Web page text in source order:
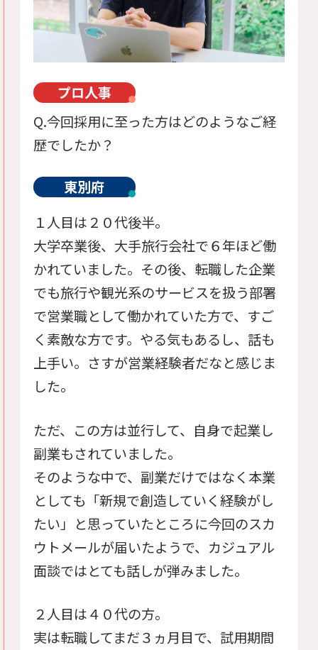
プロ人事
Q.今回採用に至った方はどのようなご経
歴でしたか？
東別府
１人目は２０代後半。
大学卒業後、大手旅行会社で６年ほど働
かれていました。その後、転職した企業
でも旅行や観光系のサービスを扱う部署
で営業職として働かれていた方で、すご
く素敵な方です。やる気もあるし、話も
上手い。さすが営業経験者だなと感じま
した。
ただ、この方は並行して、自身で起業し
副業もされていました。
そのような中で、副業だけではなく本業
としても「新規で創造していく経験がし
たい」と思っていたところに今回のスカ
ウトメールが届いたようで、カジュアル
面談ではとても話しが弾みました。
２人目は４０代の方。
実は転職してまだ３ヵ月目で、試用期間